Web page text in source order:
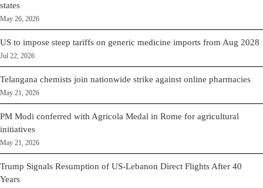
states
May 26, 2026
US to impose steep tariffs on generic medicine imports from Aug 2028
Jul 22, 2026
Telangana chemists join nationwide strike against online pharmacies
May 21, 2026
PM Modi conferred with Agricola Medal in Rome for agricultural
initiatives
May 21, 2026
Trump Signals Resumption of US-Lebanon Direct Flights After 40
Years